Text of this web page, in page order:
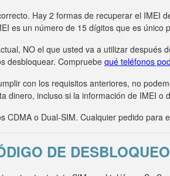
Hay 2 formas de recuperar el IMEI
es un número de 15 dígitos que es único
NO el que usted va a utilizar después
desbloquear. Compruebe qué teléfonos
con los requisitos anteriores, no
dinero, incluso si la información de IMEI o
CDMA o Dual-SIM. Cualquier pedido
DE